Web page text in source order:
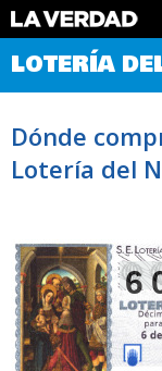
Comprobar Loteria
Premios
Noticias
Datos
LOTERÍA
Dónde
Lotería del